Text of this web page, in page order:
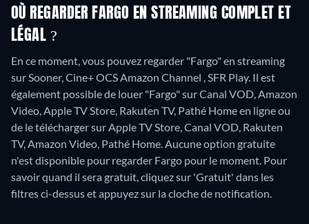
OÙ REGARDER FARGO EN STREAMING COMPLET ET
LÉGAL ?
En ce moment, vous pouvez regarder "Fargo" en streaming
sur Sooner, Cine+ OCS Amazon Channel , SFR Play. Il est
également possible de louer "Fargo" sur Canal VOD, Amazon
Video, Apple TV Store, Rakuten TV, Pathé Home en ligne ou
de le télécharger sur Apple TV Store, Canal VOD, Rakuten
TV, Amazon Video, Pathé Home.Aucune option gratuite
n'est disponible pour regarder Fargo pour le moment. Pour
savoir quand il sera gratuit, cliquez sur 'Gratuit' dans les
filtres ci-dessus et appuyez sur la cloche de notification.